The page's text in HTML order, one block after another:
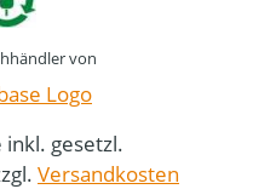
von
gesetzl.
Versandkosten